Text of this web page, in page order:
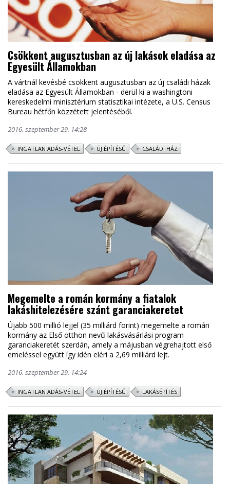
Csökkent augusztusban az új lakások eladása az
Egyesült Államokban
A vártnál kevésbé csökkent augusztusban az új családi házak
eladása az Egyesült Államokban - derül ki a washingtoni
kereskedelmi minisztérium statisztikai intézete, a U.S. Census
Bureau hétfőn közzétett jelentéséből.
2016. szeptember 29. 14:28
INGATLAN ADÁS-VÉTEL ÚJ ÉPÍTÉSŰ CSALÁDI HÁZ
Megemelte a román kormány a fiatalok
lakáshitelezésére szánt garanciakeretet
Újabb 500 millió lejjel (35 milliárd forint) megemelte a román
kormány az Első otthon nevű lakásvásárlási program
garanciakeretét szerdán, amely a májusban végrehajtott első
emeléssel együtt így idén eléri a 2,69 milliárd lejt.
2016. szeptember 29. 14:24
INGATLAN ADÁS-VÉTEL ÚJ ÉPÍTÉSŰ LAKÁSÉPÍTÉS